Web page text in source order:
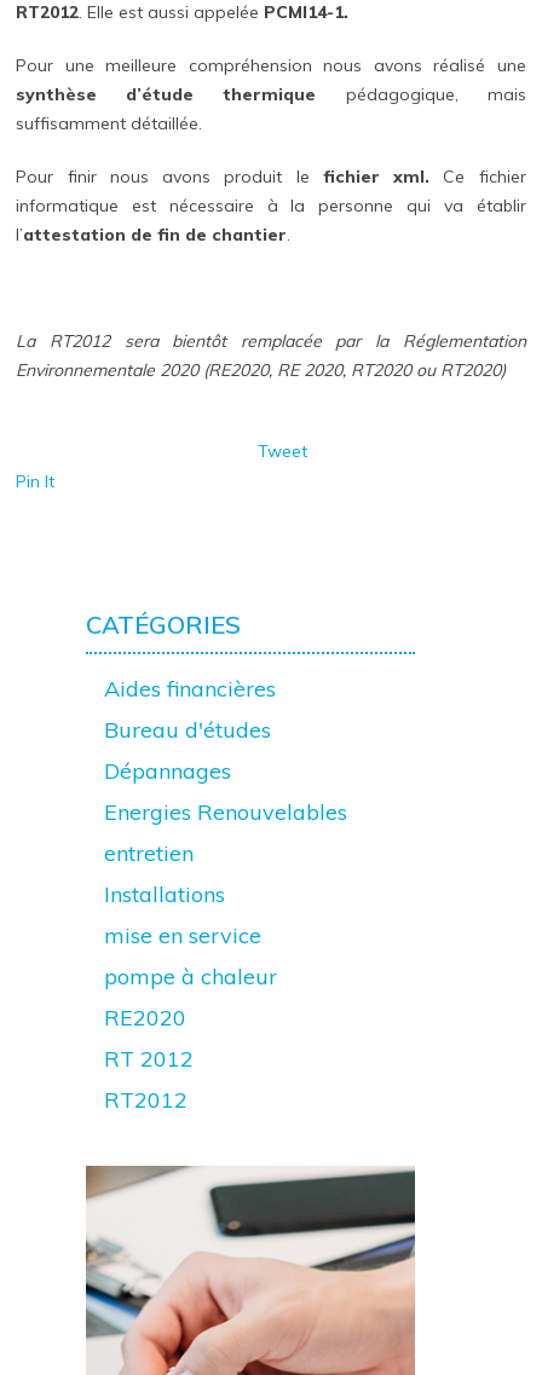
RT2012. Elle est aussi appelée PCMI14-1.
Pour une meilleure compréhension nous avons réalisé une
synthèse d’étude thermique pédagogique, mais
suffisamment détaillée.
Pour finir nous avons produit le fichier xml. Ce fichier
informatique est nécessaire à la personne qui va établir
l’attestation de fin de chantier.
La RT2012 sera bientôt remplacée par la Réglementation
Environnementale 2020 (RE2020, RE 2020, RT2020 ou RT2020)
Tweet
Pin It
CATÉGORIES
Aides financières
Bureau d'études
Dépannages
Energies Renouvelables
entretien
Installations
mise en service
pompe à chaleur
RE2020
RT 2012
RT2012